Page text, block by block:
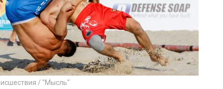
/ "Мысль"